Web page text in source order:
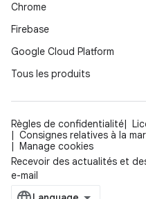
Chrome
Firebase
Google Cloud Platform
Tous les produits
Règles de confidentialité
Consignes relatives à la
Manage cookies
Recevoir des actualités et
e-mail